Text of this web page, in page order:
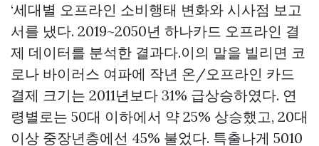
‘세대별 오프라인 소비행태 변화와 시사점 보고
서를 냈다. 2019~2050년 하나카드 오프라인 결
제 데이터를 분석한 결과다.이의 말을 빌리면 코
로나 바이러스 여파에 작년 온/오프라인 카드
결제 크기는 2011년보다 31% 급상승하였다. 연
령별로는 50대 이하에서 약 25% 상승했고, 20대
이상 중장년층에선 45% 불었다. 특출나게 5010